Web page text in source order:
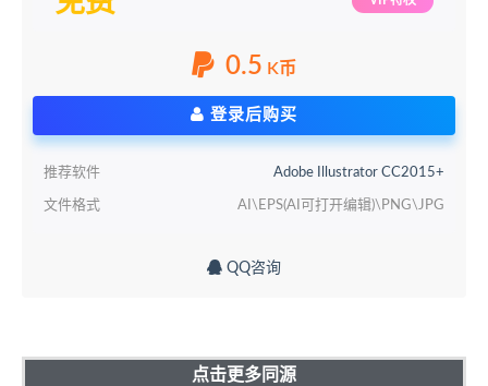
0.5 K币
登录后购买
推荐软件 Adobe Illustrator CC2015+
文件格式 AI\EPS(AI可打开编辑)\PNG\JPG
QQ咨询
点击更多同源